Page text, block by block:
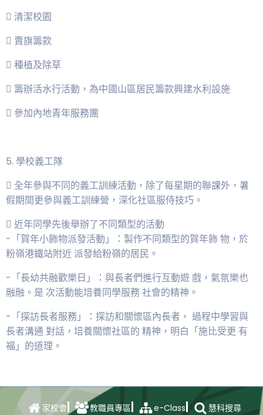
 清潔校園
 賣旗籌款
 種植及除草
 籌辦活水行活動，為中國山區居民籌款興建水利設施
 參加內地青年服務團
5. 學校義工隊
 全年參與不同的義工訓練活動，除了每星期的聯課外，暑
假期間更參與義工訓練營，深化社區服侍技巧。
 近年同學先後舉辦了不同類型的活動
-「賀年小飾物派發活動」：製作不同類型的賀年飾 物，於
粉嶺港鐵站附近 派發給粉嶺的居民。
-「長幼共融歡樂日」：與長者們進行互動遊 戲，氣氛樂也
融融。是 次活動能培養同學服務 社會的精神。
-「探訪長者服務」：探訪和關懷區內長者， 過程中學習與
長者溝通 對話，培養關懷社區的 精神，明白「施比受更 有
福」的道理。
家校會 教職員專區 e-Class 慧科搜尋